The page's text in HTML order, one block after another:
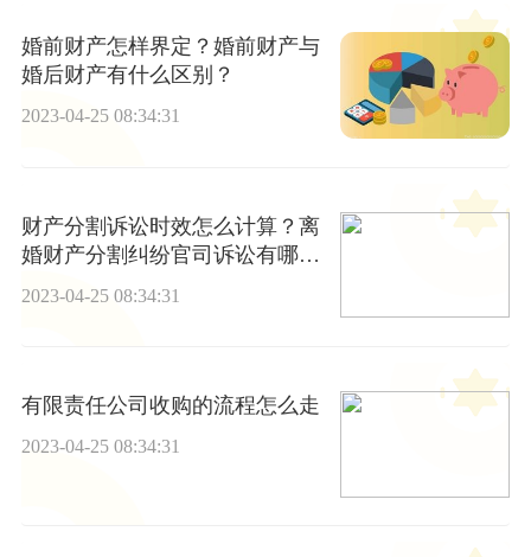
婚前财产怎样界定？婚前财产与
婚后财产有什么区别？
2023-04-25 08:34:31
财产分割诉讼时效怎么计算？离
婚财产分割纠纷官司诉讼有哪些
2023-04-25 08:34:31
有限责任公司收购的流程怎么走
2023-04-25 08:34:31